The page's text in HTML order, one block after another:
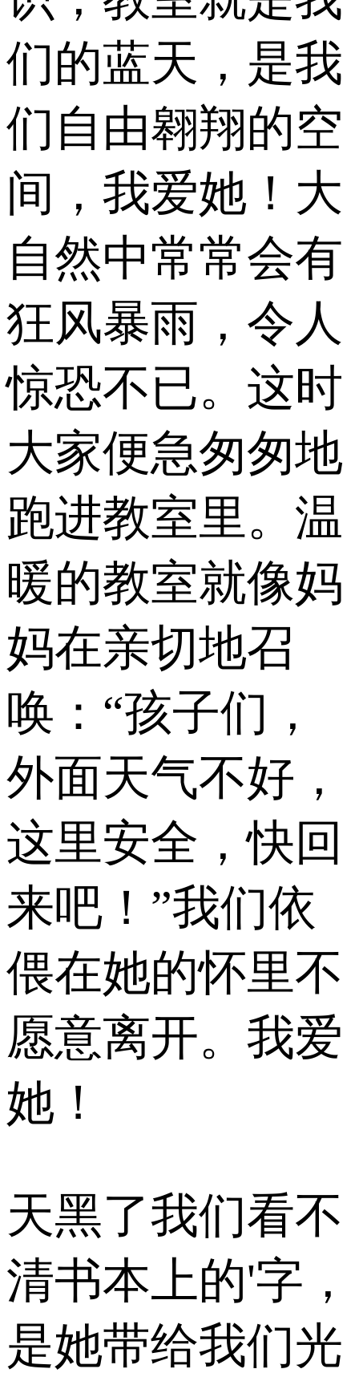
们的蓝天，是我
们自由翱翔的空
间，我爱她！大
自然中常常会有
狂风暴雨，令人
惊恐不已。这时
大家便急匆匆地
跑进教室里。温
暖的教室就像妈
妈在亲切地召
唤：“孩子们，
外面天气不好，
这里安全，快回
来吧！”我们依
偎在她的怀里不
愿意离开。我爱
她！
天黑了我们看不
清书本上的'字，
是她带给我们光